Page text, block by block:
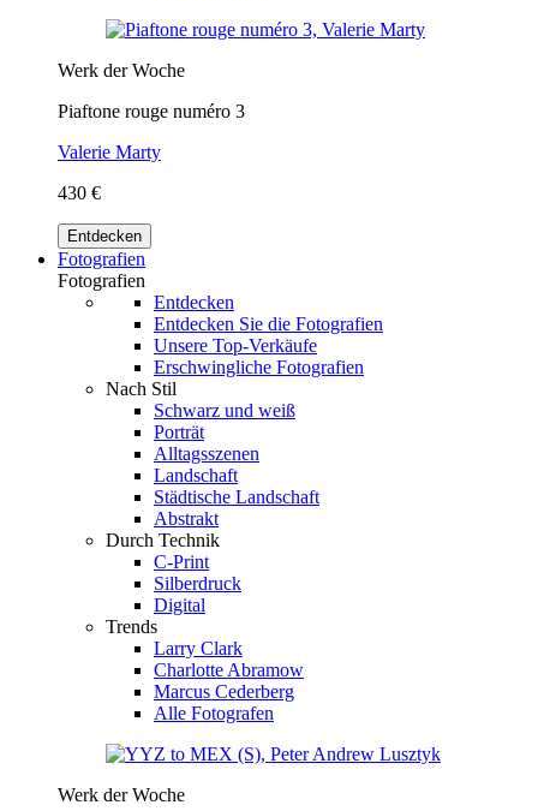
Werk der Woche
Piaftone rouge numéro 3
Valerie Marty
430 €
Entdecken
Fotografien
Fotografien
Entdecken
Entdecken Sie die Fotografien
Unsere Top-Verkäufe
Erschwingliche Fotografien
Nach Stil
Schwarz und weiß
Porträt
Alltagsszenen
Landschaft
Städtische Landschaft
Abstrakt
Durch Technik
C-Print
Silberdruck
Digital
Trends
Larry Clark
Charlotte Abramow
Marcus Cederberg
Alle Fotografen
Werk der Woche